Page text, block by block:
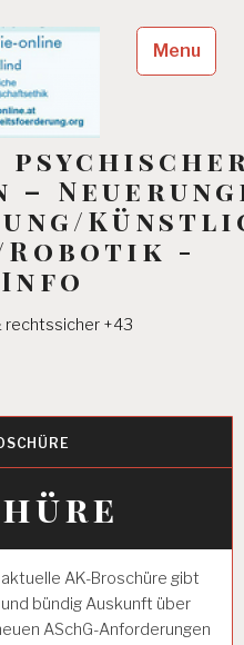
–
-
rechtssicher +43
Menu
aktuelle AK-Broschüre gibt
bündig Auskunft über
ASchG-Anforderungen